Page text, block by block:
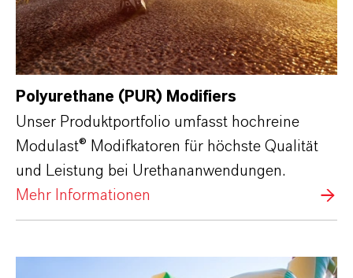
Polyurethane (PUR) Modifiers
Unser Produktportfolio umfasst hochreine
Modulast® Modifkatoren für höchste Qualität
und Leistung bei Urethananwendungen.
Mehr Informationen